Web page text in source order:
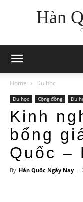
Hàn
Home Du học
Du học Cộng đồng Du
Kinh
bổng
Quốc –
By Hàn Quốc Ngày Nay -